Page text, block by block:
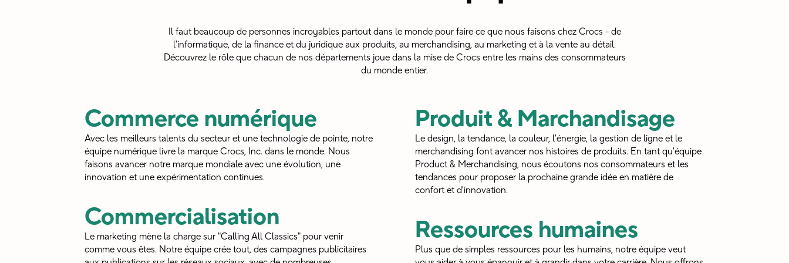
Il faut beaucoup de personnes incroyables partout dans le monde pour faire ce que nous faisons chez Crocs - de
l'informatique, de la finance et du juridique aux produits, au merchandising, au marketing et à la vente au détail.
Découvrez le rôle que chacun de nos départements joue dans la mise de Crocs entre les mains des consommateurs
du monde entier.
Commerce numérique
Avec les meilleurs talents du secteur et une technologie de pointe, notre
équipe numérique livre la marque Crocs, Inc. dans le monde. Nous
faisons avancer notre marque mondiale avec une évolution, une
innovation et une expérimentation continues.
Commercialisation
Le marketing mène la charge sur "Calling All Classics" pour venir
comme vous êtes. Notre équipe crée tout, des campagnes publicitaires
Produit & Marchandisage
Le design, la tendance, la couleur, l'énergie, la gestion de ligne et le
merchandising font avancer nos histoires de produits. En tant qu'équipe
Product & Merchandising, nous écoutons nos consommateurs et les
tendances pour proposer la prochaine grande idée en matière de
confort et d'innovation.
Ressources humaines
Plus que de simples ressources pour les humains, notre équipe veut